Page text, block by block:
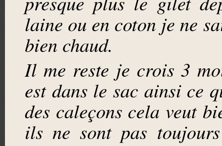
laine ou en coton je ne
bien chaud.
Il me reste je crois 3
est dans le sac ainsi ce
des caleçons cela veut
ils ne sont pas